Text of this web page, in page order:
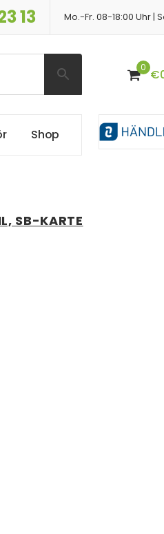
13 Mo.-Fr. 08-18:00 Uhr |
0 €
r Shop
SB-KARTE